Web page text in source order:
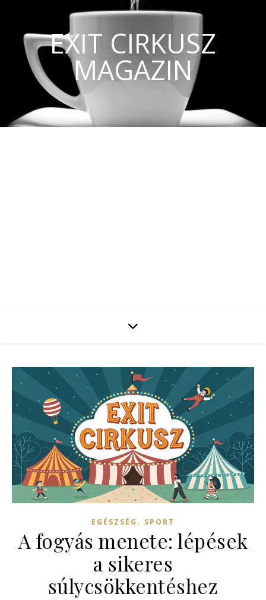
EXIT CIRKUSZ
MAGAZIN
EGÉSZSÉG , SPORT
A fogyás menete: lépések
a sikeres
súlycsökkentéshez